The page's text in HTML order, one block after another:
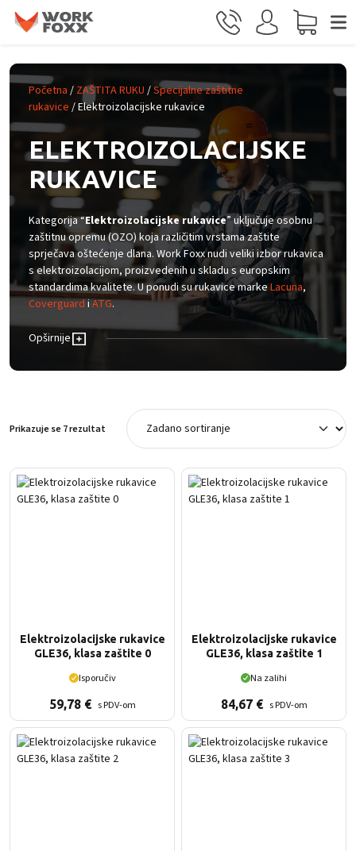
Početna / ZAŠTITA RUKU /Specijalne zaštitne
rukavice / Elektroizolacijske rukavice
ELEKTROIZOLACIJSKE
RUKAVICE
Kategorija “Elektroizolacijske rukavice” uključuje osobnu
zaštitnu opremu (OZO) koja različitim vrstama zaštite
sprječava oštećenje dlana. Work Foxx nudi veliki izbor rukavica
s elektroizolacijom, proizvedenih u skladu s europskim
standardima kvalitete. U ponudi su rukavice markeLacuna,
Coverguard iATG.
Opširnije
Prikazuje se 7 rezultat
Elektroizolacijske rukavice
GLE36, klasa zaštite 0
Isporučiv
59,78 € s PDV-om
Elektroizolacijske rukavice
GLE36, klasa zaštite 1
Na zalihi
84,67 € s PDV-om